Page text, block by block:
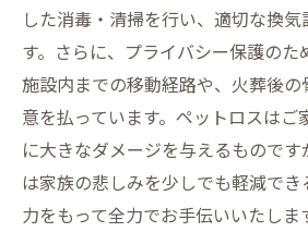
した消毒・清掃を行い、適切な換
す。さらに、プライバシー保護のた
施設内までの移動経路や、火葬後
意を払っています。ペットロスはご
に大きなダメージを与えるもので
は家族の悲しみを少しでも軽減で
力をもって全力でお手伝いいたしま